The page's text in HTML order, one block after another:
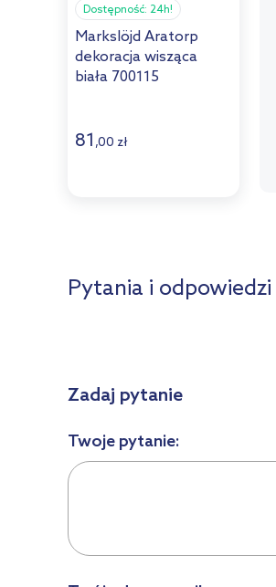
Dostępność: 24h!
Markslöjd Aratorp
dekoracja wisząca
biała 700115
81 ,00 zł
Pytania i odpowiedzi
Zadaj pytanie
Twoje pytanie: